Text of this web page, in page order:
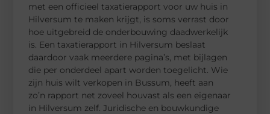
met een officieel taxatierapport voor uw huis in
Hilversum te maken krijgt, is soms verrast door
hoe uitgebreid de onderbouwing daadwerkelijk
is. Een taxatierapport in Hilversum beslaat
daardoor vaak meerdere pagina’s, met bijlagen
die per onderdeel apart worden toegelicht. Wie
zijn huis wilt verkopen in Bussum, heeft aan
zo’n rapport net zoveel houvast als een eigenaar
in Hilversum zelf. Juridische en bouwkundige